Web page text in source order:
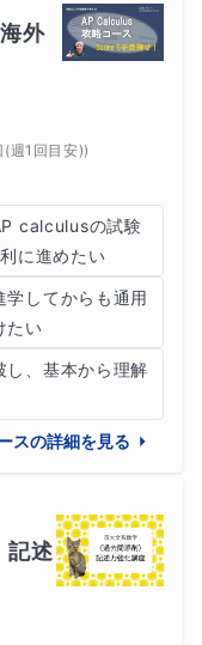
外
(週1回目安))
calculusの試験
に進めたい
してからも通用
たい
し、基本から理解
スの詳細を見る
記述